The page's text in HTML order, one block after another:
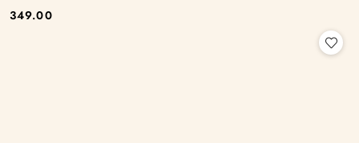
Cena:
349.00